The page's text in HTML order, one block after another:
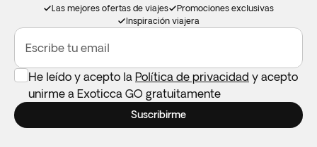
Las mejores ofertas de viajes
Promociones exclusivas
Inspiración viajera
Escribe tu email
He leído y acepto la Política de privacidad y acepto
unirme a Exoticca GO gratuitamente
Suscribirme